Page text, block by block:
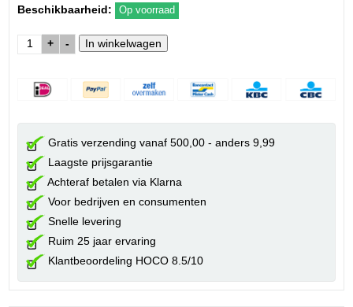
Beschikbaarheid:
Op voorraad
+ -
Gratis verzending vanaf 500,00 - anders 9,99
Laagste prijsgarantie
Achteraf betalen via Klarna
Voor bedrijven en consumenten
Snelle levering
Ruim 25 jaar ervaring
Klantbeoordeling HOCO 8.5/10